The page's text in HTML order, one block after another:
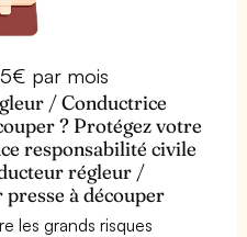
par mois
/ Conductrice
? Protégez votre
responsabilité civile
régleur /
à découper
les grands risques